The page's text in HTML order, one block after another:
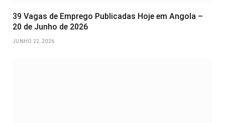
39 Vagas de Emprego Publicadas Hoje em Angola –
20 de Junho de 2026
JUNHO 22, 2026